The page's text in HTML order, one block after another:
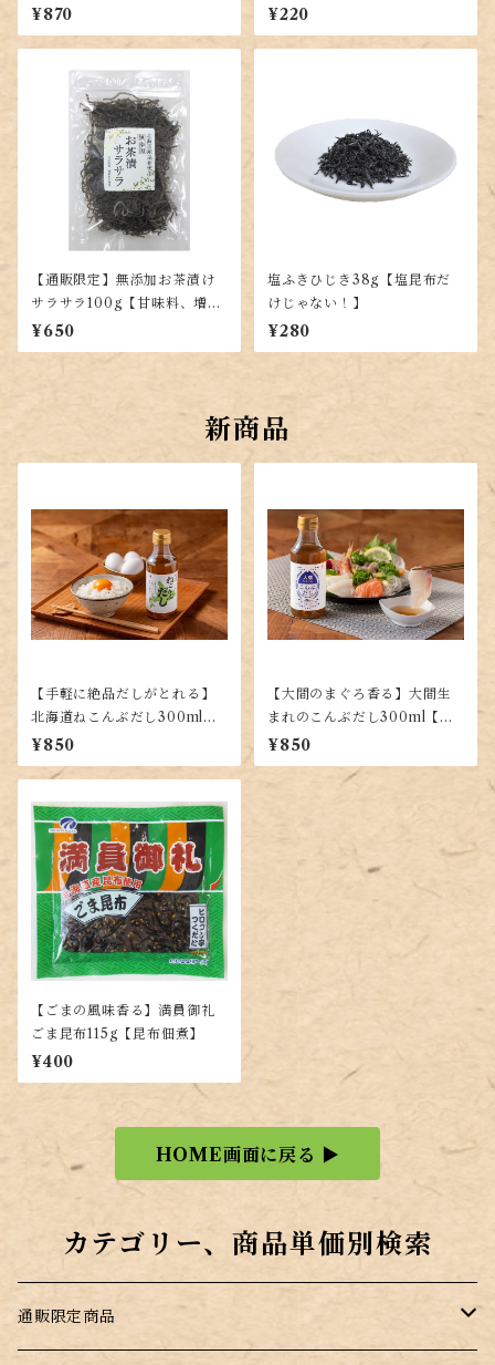
が楽しめる！出し昆布代わり
に！羅臼・利尻・真昆布を贅
¥870
同じ味】
¥220
【通販限定】無添加お茶漬け
サラサラ100g【甘味料、増粘
剤不使用で上質な昆布を使用
した塩昆布】
¥650
塩ふきひじき38g【塩昆布だ
けじゃない！】
¥280
新商品
【手軽に絶品だしがとれる】
北海道ねこんぶだし300ml
【使いやすい液体タイプ】
¥850
【大間のまぐろ香る】大間生
まれのこんぶだし300ml【手
軽な液体だし】
¥850
【ごまの風味香る】満員御礼
ごま昆布115g【昆布佃煮】
¥400
HOME画面に戻る ▶
カテゴリー、商品単価別検索
通販限定商品